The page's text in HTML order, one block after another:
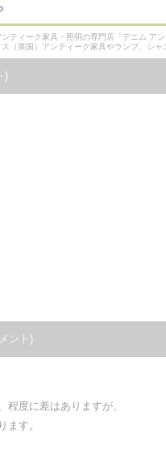
ンティーク家具・照明の専門店「デニム ア
ス（英国）アンティーク家具やランプ、シ
)
ント)
度に差はありますが、
す。